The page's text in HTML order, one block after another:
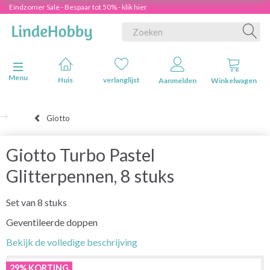
Eindzomer Sale - Bespaar tot 50% - klik hier
Navigatie in-/uitschakelen
Menu
Huis verlanglijst Aanmelden Winkelwagen
Giotto
Giotto Turbo Pastel
Glitterpennen, 8 stuks
Set van 8 stuks
Geventileerde doppen
Bekijk de volledige beschrijving
29% KORTING